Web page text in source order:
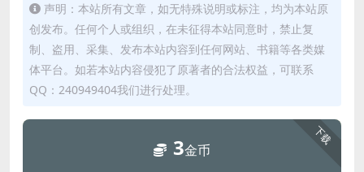
声明：本站所有文章，如无特殊说明或标注，均为本站原
创发布。任何个人或组织，在未征得本站同意时，禁止复
制、盗用、采集、发布本站内容到任何网站、书籍等各类媒
体平台。如若本站内容侵犯了原著者的合法权益，可联系
QQ：240949404我们进行处理。
下载
3金币